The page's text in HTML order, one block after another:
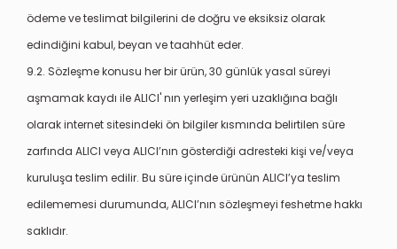
ödeme ve teslimat bilgilerini de doğru ve eksiksiz olarak
edindiğini kabul, beyan ve taahhüt eder.
9.2. Sözleşme konusu her bir ürün, 30 günlük yasal süreyi
aşmamak kaydı ile ALICI' nın yerleşim yeri uzaklığına bağlı
olarak internet sitesindeki ön bilgiler kısmında belirtilen süre
zarfında ALICI veya ALICI’nın gösterdiği adresteki kişi ve/veya
kuruluşa teslim edilir. Bu süre içinde ürünün ALICI’ya teslim
edilememesi durumunda, ALICI’nın sözleşmeyi feshetme hakkı
saklıdır.